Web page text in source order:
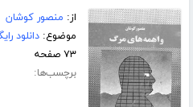
از: منصور کوشان
موضوع:دانلود
۷۳ صفحه
برچسب‌ها: